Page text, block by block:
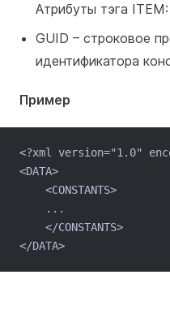
Атрибуты тэга ITEM:
GUID – строковое
идентификатора
Пример
<?xml version="1.0"
<DATA>
    <CONSTANTS>
    ...
    </CONSTANTS>
</DATA>